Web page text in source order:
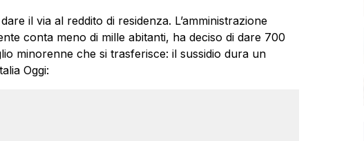
dare il via al reddito di residenza. L’amministrazione
conta meno di mille abitanti, ha deciso di dare 700
minorenne che si trasferisce: il sussidio dura un
Oggi: